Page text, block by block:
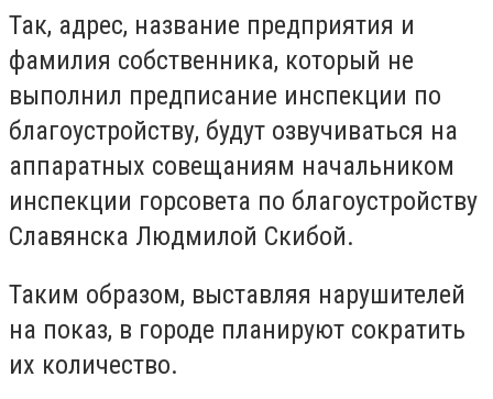
Так, адрес, название предприятия и
фамилия собственника, который не
выполнил предписание инспекции по
благоустройству, будут озвучиваться на
аппаратных совещаниям начальником
инспекции горсовета по благоустройству
Славянска Людмилой Скибой.
Таким образом, выставляя нарушителей
на показ, в городе планируют сократить
их количество.